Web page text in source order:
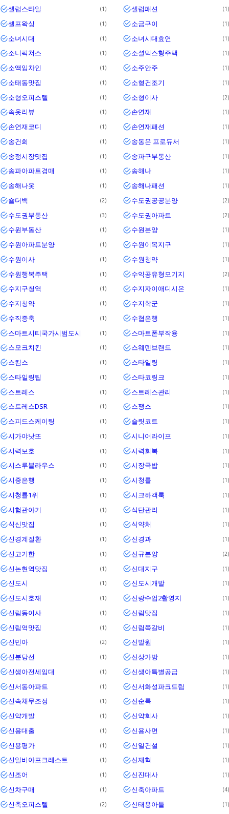
셀럽스타일 1 셀럽패션 1
셀프왁싱 1 소금구이 1
소녀시대 1 소녀시대효연 1
소니픽쳐스 1 소셜믹스형주택 1
소액임차인 1 소주안주 1
소태동맛집 1 소형건조기 1
소형오피스텔 1 소형이사 2
속옷리뷰 1 손연재 1
손연재코디 1 손연재패션 1
송건희 1 송동운 프로듀서 1
송정시장맛집 1 송파구부동산 1
송파아파트경매 1 송해나 1
송해나옷 1 송해나패션 1
숄더백 2 수도권공공분양 2
수도권부동산 3 수도권아파트 2
수원부동산 1 수원분양 1
수원아파트분양 1 수원이목지구 1
수원이사 1 수원청약 1
수원행복주택 1 수익공유형모기지 2
수지구청역 1 수지자이애디시온 1
수지청약 1 수지학군 1
수직증축 1 수협은행 1
스마트시티국가시범도시 1 스마트폰부작용 1
스모크치킨 1 스웨덴브랜드 1
스킴스 1 스타일링 1
스타일링팁 1 스타코링크 1
스트레스 1 스트레스관리 1
스트레스DSR 1 스팽스 1
스피드스케이팅 1 슬릿코트 1
시가야낫또 1 시니어라이프 1
시력보호 1 시력회복 1
시스루블라우스 1 시장국밥 1
시중은행 1 시청률 1
시청률1위 1 시크하객룩 1
시험관아기 1 식단관리 1
식신맛집 1 식약처 1
신경계질환 1 신경과 1
신고기한 1 신규분양 2
신논현역맛집 1 신대지구 1
신도시 1 신도시개발 1
신도시호재 1 신랑수업2촬영지 1
신림동이사 1 신림맛집 1
신림역맛집 1 신림쪽갈비 1
신민아 2 신발원 1
신분당선 1 신상가방 1
신생아전세임대 1 신생아특별공급 1
신서동아파트 1 신서화성파크드림 1
신속채무조정 1 신순록 1
신약개발 1 신약회사 1
신용대출 1 신용사면 1
신용평가 1 신일건설 1
신일비아프크레스트 1 신재혁 1
신조어 1 신진대사 1
신차구매 1 신축아파트 4
신축오피스텔 2 신태용아들 1